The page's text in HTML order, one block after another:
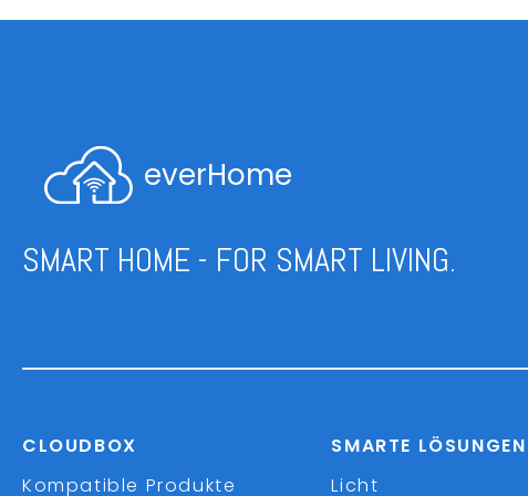
everHome
SMART HOME - FOR SMART LIVING.
CLOUDBOX
Kompatible Produkte
SMARTE LÖSUNGEN
Licht